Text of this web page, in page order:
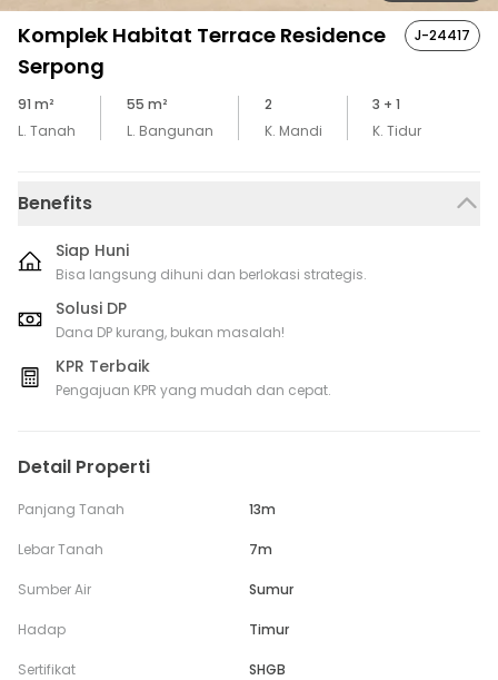
Komplek Habitat Terrace Residence
Serpong
J-24417
91 m²
L. Tanah
55 m²
L. Bangunan
2
K. Mandi
3 + 1
K. Tidur
Benefits
Siap Huni
Bisa langsung dihuni dan berlokasi strategis.
Solusi DP
Dana DP kurang, bukan masalah!
KPR Terbaik
Pengajuan KPR yang mudah dan cepat.
Detail Properti
Panjang Tanah 13m
Lebar Tanah 7m
Sumber Air Sumur
Hadap Timur
Sertifikat SHGB